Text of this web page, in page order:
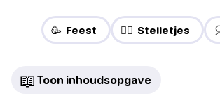
🥳 Feest ❤️‍🔥 Stelletjes
📖 Toon inhoudsopgave